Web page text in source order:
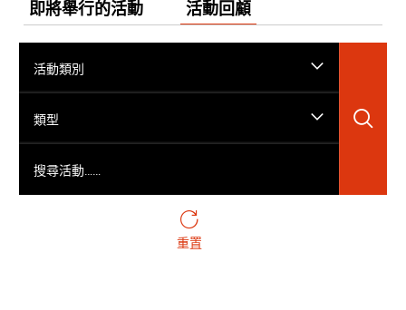
即將舉行的活動 活動回顧
活動類別
類型
重置